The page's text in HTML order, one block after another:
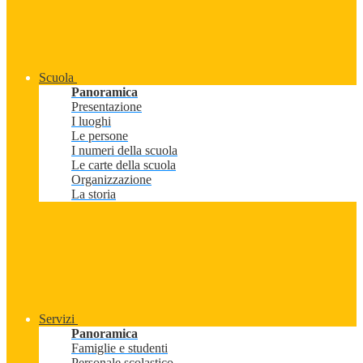
Scuola
Panoramica
Presentazione
I luoghi
Le persone
I numeri della scuola
Le carte della scuola
Organizzazione
La storia
Servizi
Panoramica
Famiglie e studenti